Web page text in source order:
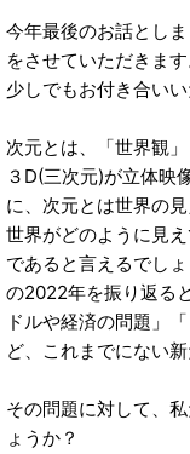
今年最後のお話とし
をさせていただきます
少しでもお付き合い
次元とは、「世界観」
３D(三次元)が立体映
に、次元とは世界の見
世界がどのように見
であると言えるでしょ
の2022年を振り返る
ドルや経済の問題」
ど、これまでにない
その問題に対して、
ょうか？